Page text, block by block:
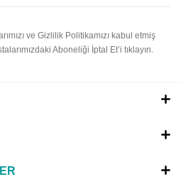
ve Gizlilik Politikamızı kabul etmiş
Aboneliği İptal Et’i tıklayın.